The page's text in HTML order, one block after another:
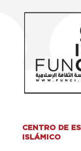
CENTRO DE
ISLÁMICO